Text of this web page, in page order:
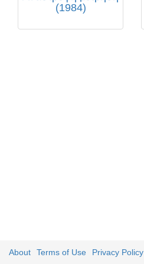
(1984)
About Terms of Use Privacy Policy